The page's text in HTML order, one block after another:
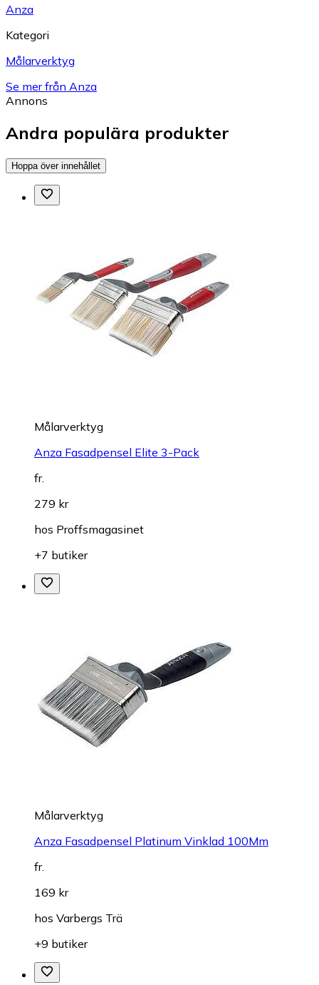
Anza
Kategori
Målarverktyg
Se mer från Anza
Annons
Andra populära produkter
Hoppa över innehållet
Målarverktyg
Anza Fasadpensel Elite 3-Pack
fr.
279 kr
hos Proffsmagasinet
+7 butiker
Målarverktyg
Anza Fasadpensel Platinum Vinklad 100Mm
fr.
169 kr
hos Varbergs Trä
+9 butiker